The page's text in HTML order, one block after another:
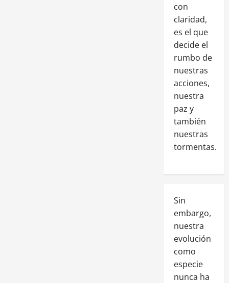
con
claridad,
es el que
decide el
rumbo de
nuestras
acciones,
nuestra
paz y
también
nuestras
tormentas.
Sin
embargo,
nuestra
evolución
como
especie
nunca ha